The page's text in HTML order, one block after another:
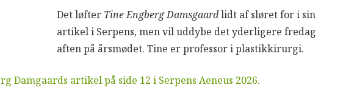
Det løfter Tine Engberg Damsgaardlidt af sløret for i sin
artikel i Serpens, men vil uddybe det yderligere fredag
aften på årsmødet. Tine er professor i plastikkirurgi.
Damgaards artikel på side 12 i Serpens Aeneus 2026.